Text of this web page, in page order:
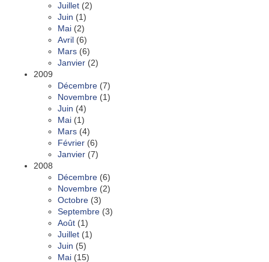
Juillet (2)
Juin (1)
Mai (2)
Avril (6)
Mars (6)
Janvier (2)
2009
Décembre (7)
Novembre (1)
Juin (4)
Mai (1)
Mars (4)
Février (6)
Janvier (7)
2008
Décembre (6)
Novembre (2)
Octobre (3)
Septembre (3)
Août (1)
Juillet (1)
Juin (5)
Mai (15)